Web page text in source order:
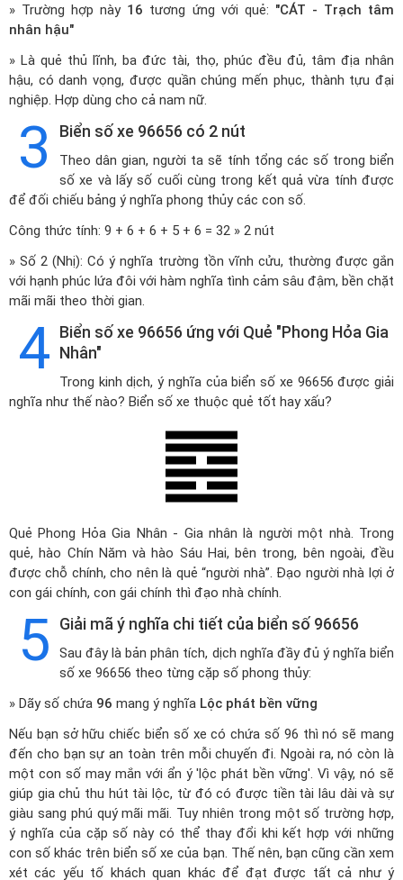
» Trường hợp này 16 tương ứng với quẻ: "CÁT - Trạch tâm
nhân hậu"
» Là quẻ thủ lĩnh, ba đức tài, thọ, phúc đều đủ, tâm địa nhân
hậu, có danh vọng, được quần chúng mến phục, thành tựu đại
nghiệp. Hợp dùng cho cả nam nữ.
3 Biển số xe 96656 có 2 nút
Theo dân gian, người ta sẽ tính tổng các số trong biển
số xe và lấy số cuối cùng trong kết quả vừa tính được
để đối chiếu bảng ý nghĩa phong thủy các con số.
Công thức tính: 9 + 6 + 6 + 5 + 6 = 32 » 2 nút
» Số 2 (Nhị): Có ý nghĩa trường tồn vĩnh cửu, thường được gắn
với hạnh phúc lứa đôi với hàm nghĩa tình cảm sâu đậm, bền chặt
mãi mãi theo thời gian.
4 Biển số xe 96656 ứng với Quẻ "Phong Hỏa Gia
Nhân"
Trong kinh dịch, ý nghĩa của biển số xe 96656 được giải
nghĩa như thế nào? Biển số xe thuộc quẻ tốt hay xấu?
Quẻ Phong Hỏa Gia Nhân - Gia nhân là người một nhà. Trong
quẻ, hào Chín Năm và hào Sáu Hai, bên trong, bên ngoài, đều
được chỗ chính, cho nên là quẻ “người nhà”. Đạo người nhà lợi ở
con gái chính, con gái chính thì đạo nhà chính.
5 Giải mã ý nghĩa chi tiết của biển số 96656
Sau đây là bản phân tích, dịch nghĩa đầy đủ ý nghĩa biển
số xe 96656 theo từng cặp số phong thủy:
» Dãy số chứa 96 mang ý nghĩa Lộc phát bền vững
Nếu bạn sở hữu chiếc biển số xe có chứa số 96 thì nó sẽ mang
đến cho bạn sự an toàn trên mỗi chuyến đi. Ngoài ra, nó còn là
một con số may mắn với ẩn ý 'lộc phát bền vững'. Vì vậy, nó sẽ
giúp gia chủ thu hút tài lộc, từ đó có được tiền tài lâu dài và sự
giàu sang phú quý mãi mãi. Tuy nhiên trong một số trường hợp,
ý nghĩa của cặp số này có thể thay đổi khi kết hợp với những
con số khác trên biển số xe của bạn. Thế nên, bạn cũng cần xem
xét các yếu tố khách quan khác để đạt được tất cả như ý